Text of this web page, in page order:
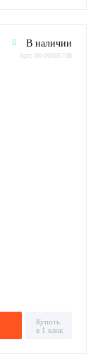
В наличии
Арт: 00-00005708
Купить
в 1 клик